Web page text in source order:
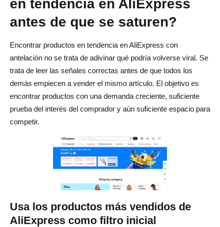
en tendencia en AliExpress
antes de que se saturen?
Encontrar productos en tendencia en AliExpress con
antelación no se trata de adivinar qué podría volverse viral. Se
trata de leer las señales correctas antes de que todos los
demás empiecen a vender el mismo artículo. El objetivo es
encontrar productos con una demanda creciente, suficiente
prueba del interés del comprador y aún suficiente espacio para
competir.
Usa los productos más vendidos de
AliExpress como filtro inicial